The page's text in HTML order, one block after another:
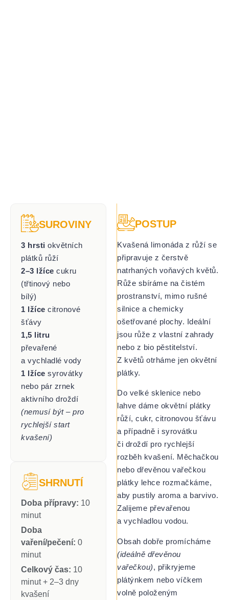
SUROVINY
3 hrsti okvětních
plátků růží
2–3 lžíce cukru
(třtinový nebo
bílý)
1 lžíce citronové
šťávy
1,5 litru
převařené
a vychladlé vody
1 lžíce syrovátky
nebo pár zrnek
aktivního droždí
(nemusí být – pro
rychlejší start
kvašení)
SHRNUTÍ
Doba přípravy: 10
minut
Doba
vaření/pečení: 0
minut
Celkový čas: 10
minut + 2–3 dny
kvašení
POSTUP
Kvašená limonáda z růží se
připravuje z čerstvě
natrhaných voňavých květů.
Růže sbíráme na čistém
prostranství, mimo rušné
silnice a chemicky
ošetřované plochy. Ideální
jsou růže z vlastní zahrady
nebo z bio pěstitelství.
Z květů otrháme jen okvětní
plátky.
Do velké sklenice nebo
lahve dáme okvětní plátky
růží, cukr, citronovou šťávu
a případně i syrovátku
či droždí pro rychlejší
rozběh kvašení. Měchačkou
nebo dřevěnou vařečkou
plátky lehce rozmačkáme,
aby pustily aroma a barvivo.
Zalijeme převařenou
a vychladlou vodou.
Obsah dobře promícháme
(ideálně dřevěnou
vařečkou), přikryjeme
plátýnkem nebo víčkem
volně položeným